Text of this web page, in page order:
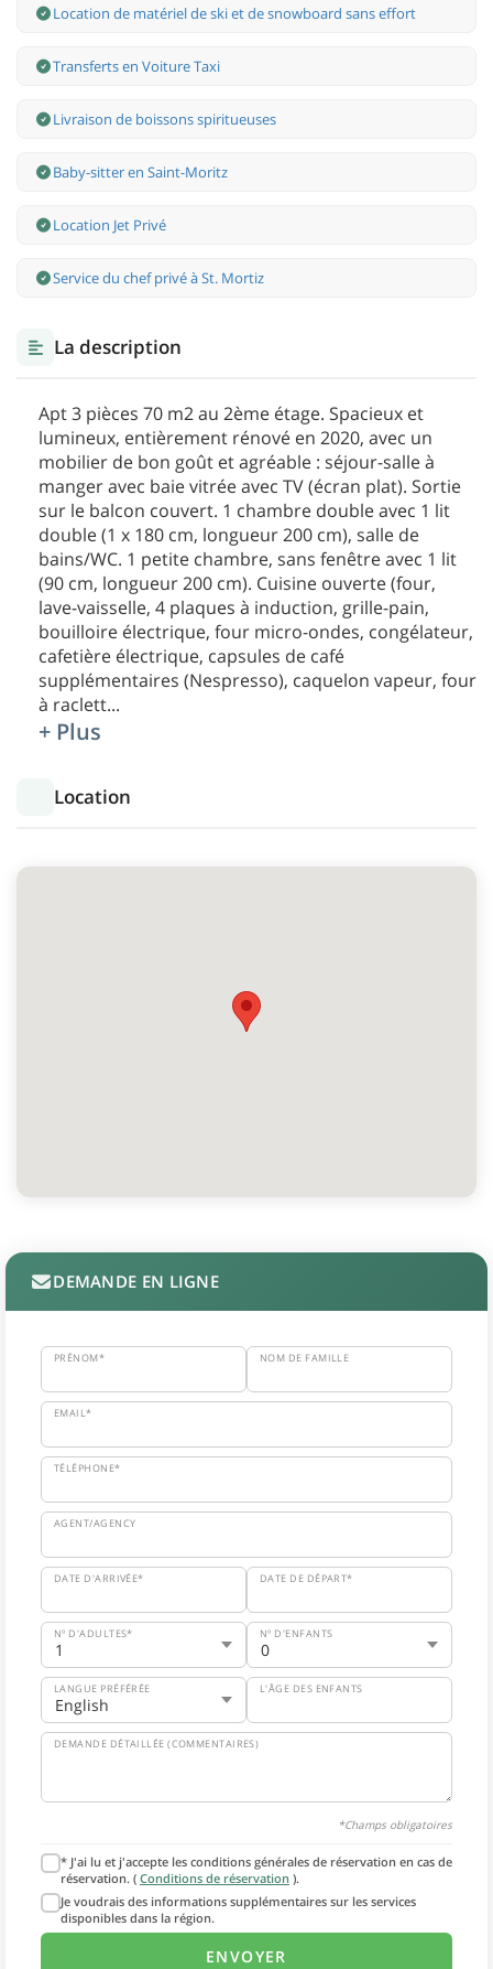
Location de matériel de ski et de snowboard sans effort
Transferts en Voiture Taxi
Livraison de boissons spiritueuses
Baby-sitter en Saint-Moritz
Location Jet Privé
Service du chef privé à St. Mortiz
La description
Apt 3 pièces 70 m2 au 2ème étage. Spacieux et
lumineux, entièrement rénové en 2020, avec un
mobilier de bon goût et agréable : séjour-salle à
manger avec baie vitrée avec TV (écran plat). Sortie
sur le balcon couvert. 1 chambre double avec 1 lit
double (1 x 180 cm, longueur 200 cm), salle de
bains/WC. 1 petite chambre, sans fenêtre avec 1 lit
(90 cm, longueur 200 cm). Cuisine ouverte (four,
lave-vaisselle, 4 plaques à induction, grille-pain,
bouilloire électrique, four micro-ondes, congélateur,
cafetière électrique, capsules de café
supplémentaires (Nespresso), caquelon vapeur, four
à raclett...
+ Plus
Location
DEMANDE EN LIGNE
PRÉNOM* NOM DE FAMILLE
EMAIL*
TÉLÉPHONE*
AGENT/AGENCY
DATE D'ARRIVÉE* DATE DE DÉPART*
Nº D'ADULTES* Nº D'ENFANTS
LANGUE PRÉFÉRÉE L'ÂGE DES ENFANTS
DEMANDE DÉTAILLÉE (COMMENTAIRES)
*Champs obligatoires
* J'ai lu et j'accepte les conditions générales de réservation en cas de
réservation. ( Conditions de réservation ).
Je voudrais des informations supplémentaires sur les services
disponibles dans la région.